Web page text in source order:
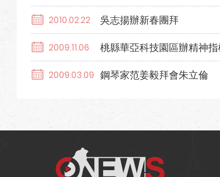
2010.02.22 吳志揚辦新春團拜
2009.11.06 桃縣華亞科技園區辦精神
2009.03.09 鋼琴家范姜毅拜會朱立倫